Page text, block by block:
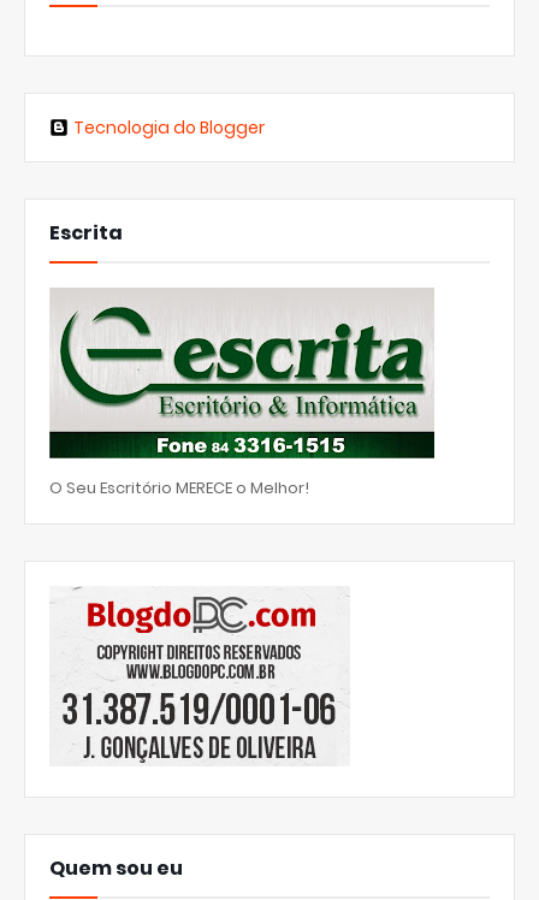
Tecnologia do Blogger
Escrita
O Seu Escritório MERECE o Melhor!
Quem sou eu